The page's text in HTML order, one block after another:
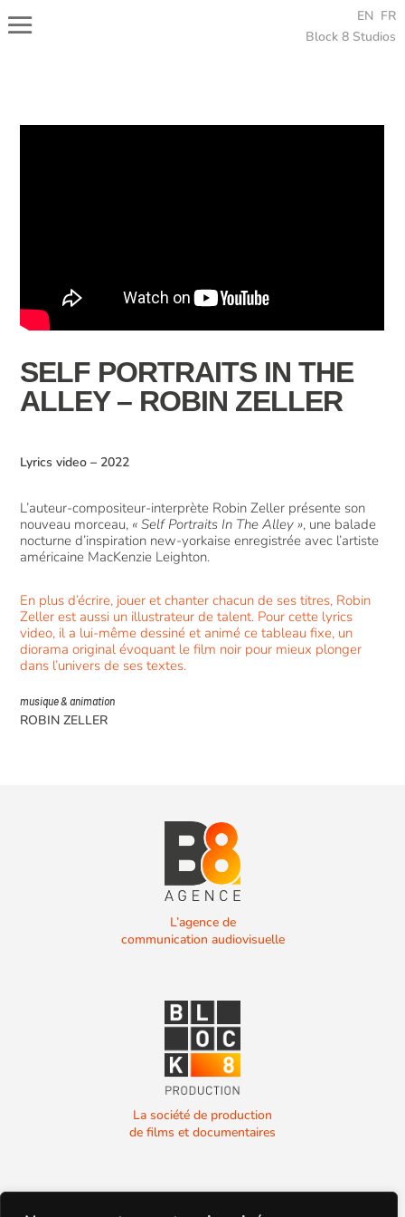
EN FR
Block 8 Studios
SELF PORTRAITS IN THE
ALLEY – ROBIN ZELLER
Lyrics video– 2022
L’auteur-compositeur-interprète Robin Zeller présente son
nouveau morceau, « Self Portraits In The Alley », une balade
nocturne d’inspiration new-yorkaise enregistrée avec l’artiste
américaine MacKenzie Leighton.
En plus d’écrire, jouer et chanter chacun de ses titres, Robin
Zeller est aussi un illustrateur de talent. Pour cette lyrics
video, il a lui-même dessiné et animé ce tableau fixe, un
diorama original évoquant le film noir pour mieux plonger
dans l’univers de ses textes.
musique & animation
ROBIN ZELLER
L’agence de
communication audiovisuelle
La société de production
de films et documentaires